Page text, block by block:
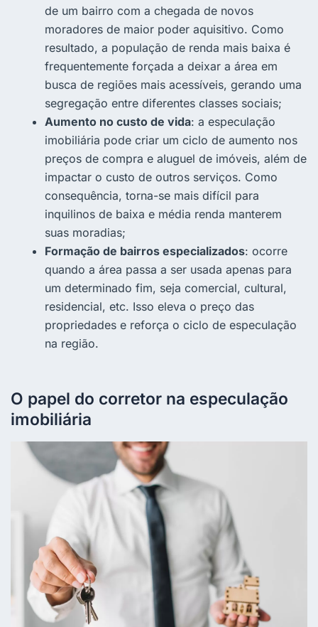
de um bairro com a chegada de novos
moradores de maior poder aquisitivo. Como
resultado, a população de renda mais baixa é
frequentemente forçada a deixar a área em
busca de regiões mais acessíveis, gerando uma
segregação entre diferentes classes sociais;
Aumento no custo de vida: a especulação
imobiliária pode criar um ciclo de aumento nos
preços de compra e aluguel de imóveis, além de
impactar o custo de outros serviços. Como
consequência, torna-se mais difícil para
inquilinos de baixa e média renda manterem
suas moradias;
Formação de bairros especializados: ocorre
quando a área passa a ser usada apenas para
um determinado fim, seja comercial, cultural,
residencial, etc. Isso eleva o preço das
propriedades e reforça o ciclo de especulação
na região.
O papel do corretor na especulação
imobiliária